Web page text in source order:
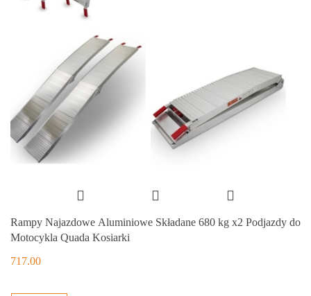
Rampy Najazdowe Aluminiowe Składane 680 kg x2 Podjazdy do
Motocykla Quada Kosiarki
717.00